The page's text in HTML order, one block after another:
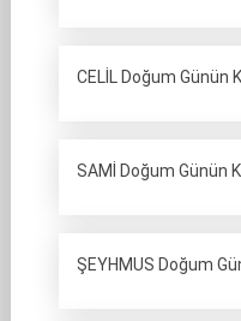
CELİL Doğum Günün
SAMİ Doğum Günün
ŞEYHMUS Doğum